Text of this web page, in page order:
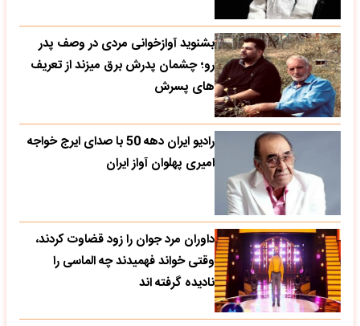
بشنوید آوازخوانی مردی در وصف پدر
رو؛ چشمان پدرش برق میزند از تعریف
های پسرش
رادیو ایران دهه 50 با صدای ایرج خواجه
امیری پهلوان آواز ایران
داوران مرد جوان را زود قضاوت کردند،
وقتی خواند فهمیدند چه الماسی را
نادیده گرفته اند